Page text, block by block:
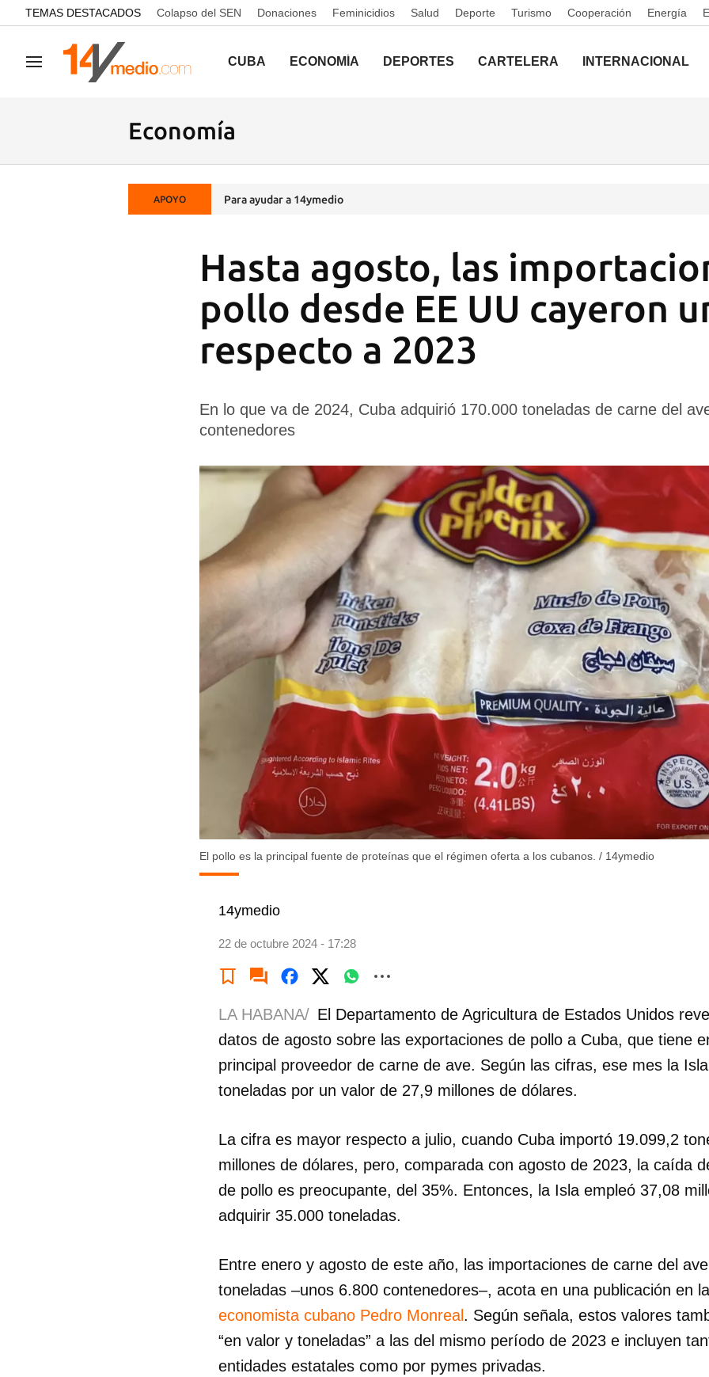
common.go-to-content
TEMAS DESTACADOS Colapso del SEN Donaciones Feminicidios Salud Deporte Turismo Cooperación Energía
Navegación CUBA ECONOMÍA DEPORTES CARTELERA INTERNACIONAL
Economía
APOYO Para ayudar a 14ymedio
Hasta agosto, las
pollo desde EE UU cayeron
respecto a 2023
En lo que va de 2024, Cuba adquirió 170.000 toneladas de carne del
contenedores
El pollo es la principal fuente de proteínas que el régimen oferta a los cubanos. / 14ymedio
14ymedio
22 de octubre 2024 - 17:28
LA HABANA/ El Departamento de Agricultura de Estados Unidos
datos de agosto sobre las exportaciones de pollo a Cuba, que tiene
principal proveedor de carne de ave. Según las cifras, ese mes la
toneladas por un valor de 27,9 millones de dólares.
La cifra es mayor respecto a julio, cuando Cuba importó 19.099,2
millones de dólares, pero, comparada con agosto de 2023, la caída
de pollo es preocupante, del 35%. Entonces, la Isla empleó 37,08
adquirir 35.000 toneladas.
Entre enero y agosto de este año, las importaciones de carne del
toneladas –unos 6.800 contenedores–, acota en una publicación en
economista cubano Pedro Monreal . Según señala, estos valores
“en valor y toneladas” a las del mismo período de 2023 e incluyen
entidades estatales como por pymes privadas.